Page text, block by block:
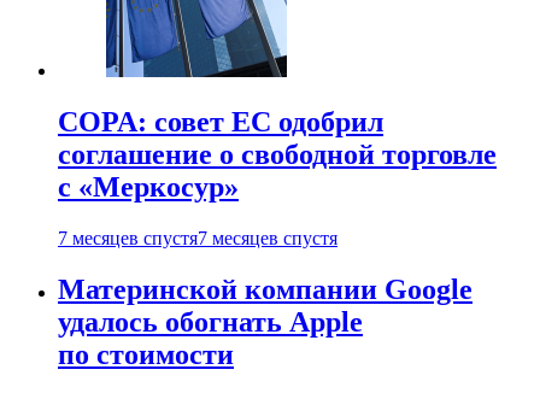
COPA: совет ЕС одобрил
соглашение о свободной торговле
с «Меркосур»
7 месяцев спустя7 месяцев спустя
Материнской компании Google
удалось обогнать Apple
по стоимости